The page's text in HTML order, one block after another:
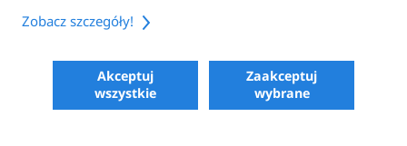
COPYRIGHT 2026
POWERED BY SKIPERFORMANCE
Zobacz szczegóły!